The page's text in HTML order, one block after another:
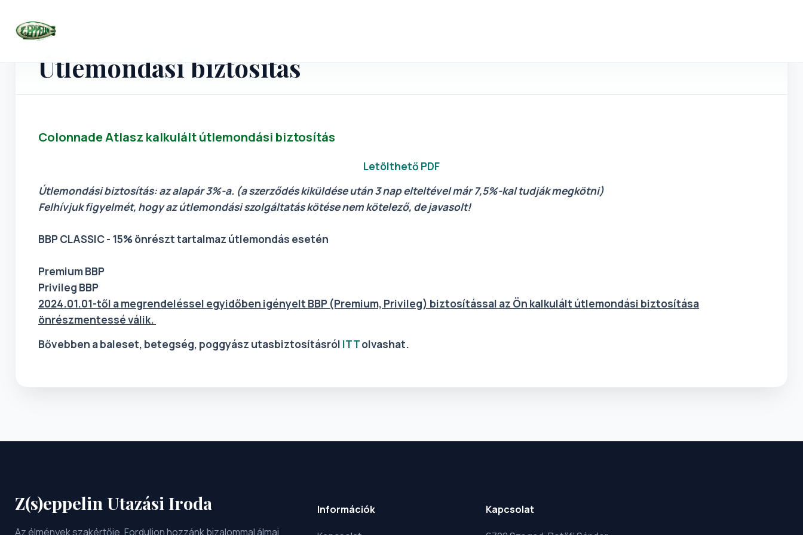
Útlemondási biztosítás
Colonnade Atlasz kalkulált útlemondási biztosítás
Letölthető PDF
Útlemondási biztosítás: az alapár 3%-a. (a szerződés kiküldése után 3 nap elteltével már 7,5%-kal tudják megkötni)
Felhívjuk figyelmét, hogy az útlemondási szolgáltatás kötése nem kötelező, de javasolt!
BBP CLASSIC - 15% önrészt tartalmaz útlemondás esetén
Premium BBP
Privileg BBP
2024.01.01-től a megrendeléssel egyidőben igényelt BBP (Premium, Privileg) biztosítással az Ön kalkulált útlemondási biztosítása
önrészmentessé válik.
Bővebben a baleset, betegség, poggyász utasbiztosításról ITTolvashat.
Z(s)eppelin Utazási Iroda
Az élmények szakértője. Forduljon hozzánk bizalommal álmai
Információk Kapcsolat